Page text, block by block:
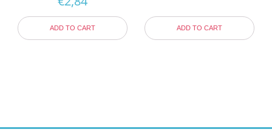
ADD TO CART ADD TO CART